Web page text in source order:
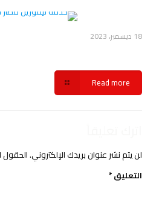
18 ديسمبر، 2023
Read more
لن يتم نشر عنوان بريدك الإلكتروني.الحقول
التعليق*